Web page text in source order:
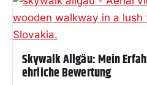
Skywalk Allgäu: Mein
ehrliche Bewertung